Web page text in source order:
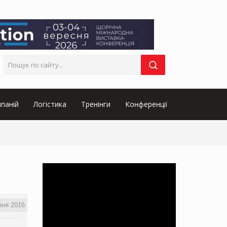
Логістика Тренінги Конференції
2016